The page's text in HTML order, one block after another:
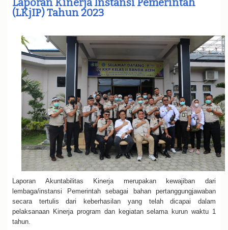
e
i
a
t
i
o
n
Laporan Kinerja Instansi Pemerintah
(LKjIP) Tahun 2023
Laporan Akuntabilitas Kinerja merupakan kewajiban dari
lembaga/instansi Pemerintah sebagai bahan pertanggungjawaban
secara tertulis dari keberhasilan yang telah dicapai dalam
pelaksanaan Kinerja program dan kegiatan selama kurun waktu 1
tahun.